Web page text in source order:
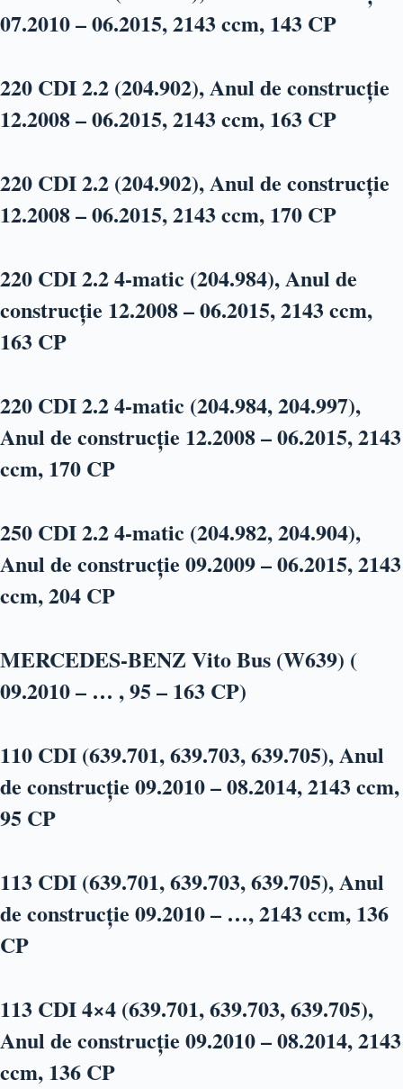
07.2010 – 06.2015, 2143 ccm, 143 CP
220 CDI 2.2 (204.902), Anul de construcție
12.2008 – 06.2015, 2143 ccm, 163 CP
220 CDI 2.2 (204.902), Anul de construcție
12.2008 – 06.2015, 2143 ccm, 170 CP
220 CDI 2.2 4-matic (204.984), Anul de
construcție 12.2008 – 06.2015, 2143 ccm,
163 CP
220 CDI 2.2 4-matic (204.984, 204.997),
Anul de construcție 12.2008 – 06.2015, 2143
ccm, 170 CP
250 CDI 2.2 4-matic (204.982, 204.904),
Anul de construcție 09.2009 – 06.2015, 2143
ccm, 204 CP
MERCEDES-BENZ Vito Bus (W639) (
09.2010 – … , 95 – 163 CP)
110 CDI (639.701, 639.703, 639.705), Anul
de construcție 09.2010 – 08.2014, 2143 ccm,
95 CP
113 CDI (639.701, 639.703, 639.705), Anul
de construcție 09.2010 – …, 2143 ccm, 136
CP
113 CDI 4×4 (639.701, 639.703, 639.705),
Anul de construcție 09.2010 – 08.2014, 2143
ccm, 136 CP